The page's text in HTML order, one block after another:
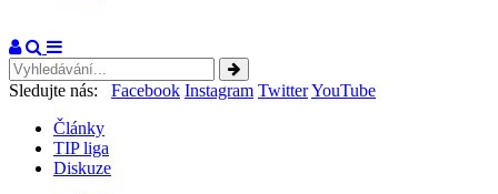
Sledujte nás: Facebook Instagram TwitterYouTube
Články
TIP liga
Diskuze